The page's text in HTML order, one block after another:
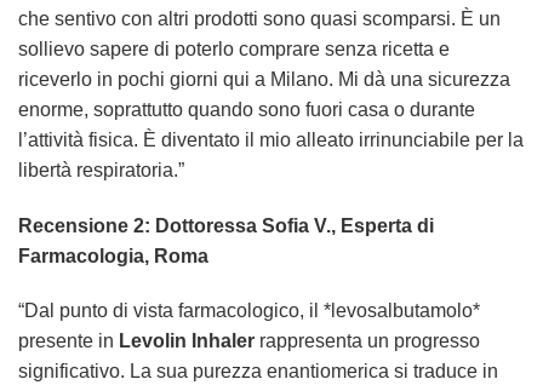
che sentivo con altri prodotti sono quasi scomparsi. È un
sollievo sapere di poterlo comprare senza ricetta e
riceverlo in pochi giorni qui a Milano. Mi dà una sicurezza
enorme, soprattutto quando sono fuori casa o durante
l’attività fisica. È diventato il mio alleato irrinunciabile per la
libertà respiratoria.”
Recensione 2: Dottoressa Sofia V., Esperta di
Farmacologia, Roma
“Dal punto di vista farmacologico, il *levosalbutamolo*
presente in Levolin Inhaler rappresenta un progresso
significativo. La sua purezza enantiomerica si traduce in